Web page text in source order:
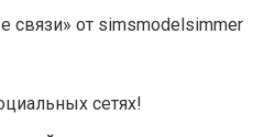
связи» от simsmodelsimmer
сетях!